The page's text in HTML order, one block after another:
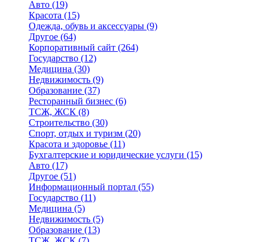
Авто (19)
Красота (15)
Одежда, обувь и аксессуары (9)
Другое (64)
Корпоративный сайт (264)
Государство (12)
Медицина (30)
Недвижимость (9)
Образование (37)
Ресторанный бизнес (6)
ТСЖ, ЖСК (8)
Строительство (30)
Спорт, отдых и туризм (20)
Красота и здоровье (11)
Бухгалтерские и юридические услуги (15)
Авто (17)
Другое (51)
Информационный портал (55)
Государство (11)
Медицина (5)
Недвижимость (5)
Образование (13)